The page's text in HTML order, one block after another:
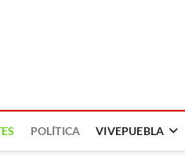
POLÍTICA VIVEPUEBLA